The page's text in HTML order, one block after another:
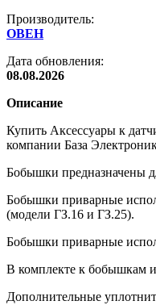
Производитель:
ОВЕН
Дата обновления:
08.08.2026
Описание
Купить Аксессуары к
компании База
Бобышки предназначены
Бобышки приварные
(модели ГЗ.16 и ГЗ.25).
Бобышки приварные
В комплекте к бобышкам
Дополнительные